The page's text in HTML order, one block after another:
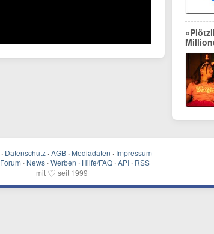
· Datenschutz · AGB · Mediadaten · Impressum
Forum · News · Werben · Hilfe/FAQ · API · RSS
mit ♡ seit 1999